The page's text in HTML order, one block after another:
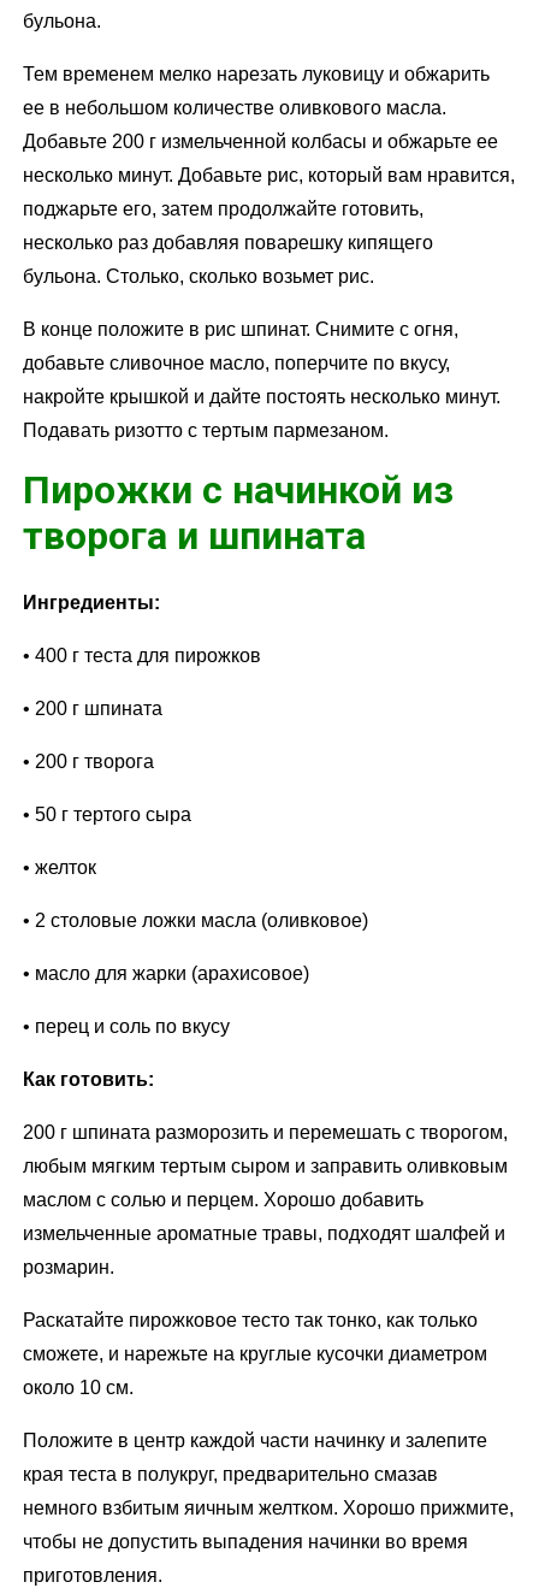
бульона.
Тем временем мелко нарезать луковицу и обжарить
ее в небольшом количестве оливкового масла.
Добавьте 200 г измельченной колбасы и обжарьте ее
несколько минут. Добавьте рис, который вам нравится,
поджарьте его, затем продолжайте готовить,
несколько раз добавляя поварешку кипящего
бульона. Столько, сколько возьмет рис.
В конце положите в рис шпинат. Снимите с огня,
добавьте сливочное масло, поперчите по вкусу,
накройте крышкой и дайте постоять несколько минут.
Подавать ризотто с тертым пармезаном.
Пирожки с начинкой из
творога и шпината
Ингредиенты:
• 400 г теста для пирожков
• 200 г шпината
• 200 г творога
• 50 г тертого сыра
• желток
• 2 столовые ложки масла (оливковое)
• масло для жарки (арахисовое)
• перец и соль по вкусу
Как готовить:
200 г шпината разморозить и перемешать с творогом,
любым мягким тертым сыром и заправить оливковым
маслом с солью и перцем. Хорошо добавить
измельченные ароматные травы, подходят шалфей и
розмарин.
Раскатайте пирожковое тесто так тонко, как только
сможете, и нарежьте на круглые кусочки диаметром
около 10 см.
Положите в центр каждой части начинку и залепите
края теста в полукруг, предварительно смазав
немного взбитым яичным желтком. Хорошо прижмите,
чтобы не допустить выпадения начинки во время
приготовления.